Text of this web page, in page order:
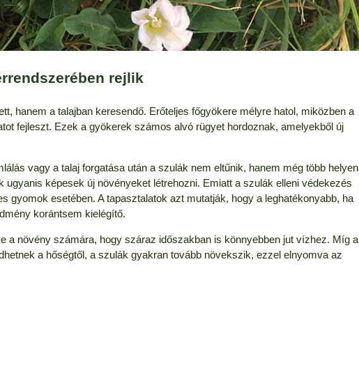
rejlik
hanem a talajban keresendő. Erőteljes főgyökere mélyre hatol, miközben a
fejleszt. Ezek a gyökerek számos alvó rügyet hordoznak, amelyekből új
vagy a talaj forgatása után a szulák nem eltűnik, hanem még több helyen
ugyanis képesek új növényeket létrehozni. Emiatt a szulák elleni védekezés
gyomok esetében. A tapasztalatok azt mutatják, hogy a leghatékonyabb, ha
korántsem kielégítő.
a növény számára, hogy száraz időszakban is könnyebben jut vízhez. Míg a
a hőségtől, a szulák gyakran tovább növekszik, ezzel elnyomva az